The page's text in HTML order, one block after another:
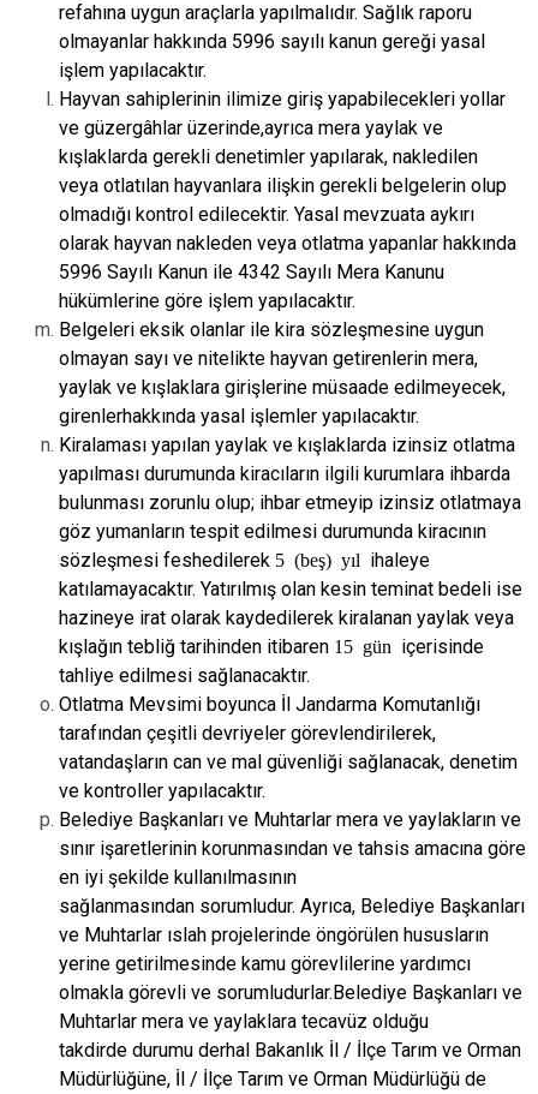
refahına uygun araçlarla yapılmalıdır. Sağlık raporu
olmayanlar hakkında 5996 sayılı kanun gereği yasal
işlem yapılacaktır.
Hayvan sahiplerinin ilimize giriş yapabilecekleri yollar
ve güzergâhlar üzerinde,ayrıca mera yaylak ve
kışlaklarda gerekli denetimler yapılarak, nakledilen
veya otlatılan hayvanlara ilişkin gerekli belgelerin olup
olmadığı kontrol edilecektir. Yasal mevzuata aykırı
olarak hayvan nakleden veya otlatma yapanlar hakkında
5996 Sayılı Kanun ile 4342 Sayılı Mera Kanunu
hükümlerine göre işlem yapılacaktır.
Belgeleri eksik olanlar ile kira sözleşmesine uygun
olmayan sayı ve nitelikte hayvan getirenlerin mera,
yaylak ve kışlaklara girişlerine müsaade edilmeyecek,
girenlerhakkında yasal işlemler yapılacaktır.
Kiralaması yapılan yaylak ve kışlaklarda izinsiz otlatma
yapılması durumunda kiracıların ilgili kurumlara ihbarda
bulunması zorunlu olup; ihbar etmeyip izinsiz otlatmaya
göz yumanların tespit edilmesi durumunda kiracının
sözleşmesi feshedilerek 5 (beş) yıl ihaleye
katılamayacaktır. Yatırılmış olan kesin teminat bedeli ise
hazineye irat olarak kaydedilerek kiralanan yaylak veya
kışlağın tebliğ tarihinden itibaren 15 gün içerisinde
tahliye edilmesi sağlanacaktır.
Otlatma Mevsimi boyunca İl Jandarma Komutanlığı
tarafından çeşitli devriyeler görevlendirilerek,
vatandaşların can ve mal güvenliği sağlanacak, denetim
ve kontroller yapılacaktır.
Belediye Başkanları ve Muhtarlar mera ve yaylakların ve
sınır işaretlerinin korunmasından ve tahsis amacına göre
en iyi şekilde kullanılmasının
sağlanmasından sorumludur. Ayrıca, Belediye Başkanları
ve Muhtarlar ıslah projelerinde öngörülen hususların
yerine getirilmesinde kamu görevlilerine yardımcı
olmakla görevli ve sorumludurlar.Belediye Başkanları ve
Muhtarlar mera ve yaylaklara tecavüz olduğu
takdirde durumu derhal Bakanlık İl / İlçe Tarım ve Orman
Müdürlüğüne, İl / İlçe Tarım ve Orman Müdürlüğü de